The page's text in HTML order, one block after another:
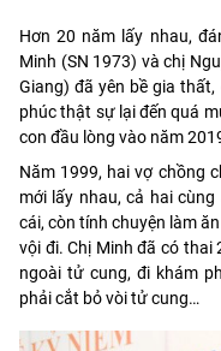
Hơn 20 năm lấy nhau,
Minh (SN 1973) và chị
Giang) đã yên bề gia
phúc thật sự lại đến quá
con đầu lòng vào năm
Năm 1999, hai vợ chồng
mới lấy nhau, cả hai
cái, còn tính chuyện làm
vội đi. Chị Minh đã có
ngoài tử cung, đi khám
phải cắt bỏ vòi tử cung…